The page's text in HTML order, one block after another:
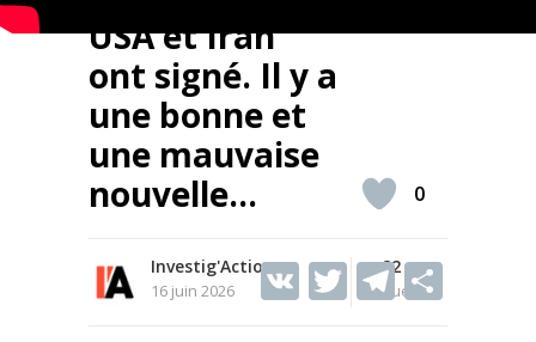
USA et Iran
ont signé. Il y a
une bonne et
une mauvaise
nouvelle…
Investig'Action
16 juin 2026
82
Vues
V T T
0